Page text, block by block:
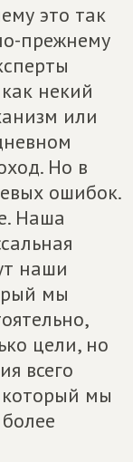
это так
прежнему
некий
или
Но в
ошибок.
Наша
наши
мы
цели, но
всего
который мы